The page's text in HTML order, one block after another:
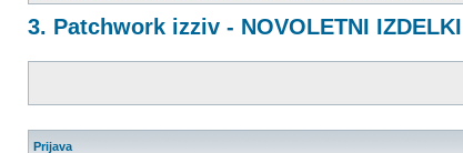
3. Patchwork izziv - NOVOLETNI IZDELKI
Prijava